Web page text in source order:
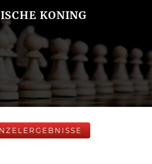
KONING